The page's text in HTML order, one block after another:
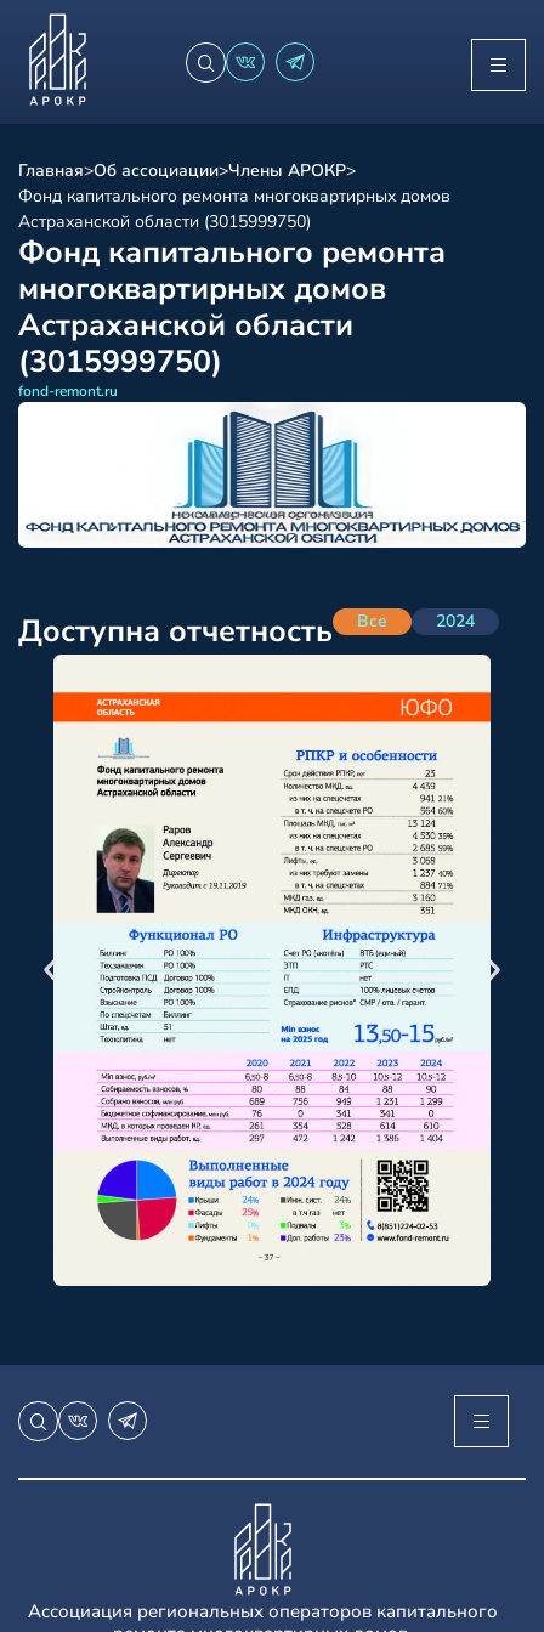
Главная>Об ассоциации>Члены АРОКР>
Фонд капитального ремонта многоквартирных домов
Астраханской области (3015999750)
Фонд капитального ремонта
многоквартирных домов
Астраханской области
(3015999750)
fond-remont.ru
Доступна отчетность Все 2024
Ассоциация региональных операторов капитального